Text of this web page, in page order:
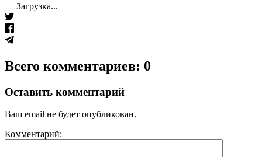
Загрузка...
Всего комментариев: 0
Оставить комментарий
Ваш email не будет опубликован.
Комментарий: